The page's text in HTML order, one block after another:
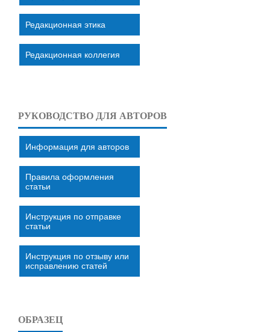
Редакционная этика
Редакционная коллегия
РУКОВОДСТВО ДЛЯ АВТОРОВ
Информация для авторов
Правила оформления
статьи
Инструкция по отправке
статьи
Инструкция по отзыву или
исправлению статей
ОБРАЗЕЦ